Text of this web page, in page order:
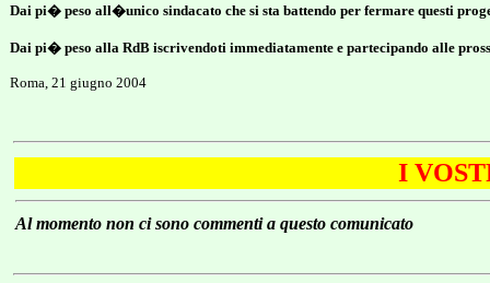
Dai pi� peso all�unico sindacato che si sta battendo per fermare questi
Dai pi� peso alla RdB iscrivendoti immediatamente e partecipando alle
Roma, 21 giugno 2004
I
Al momento non ci sono commenti a questo comunicato